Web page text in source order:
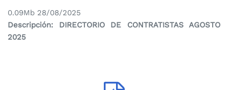
0.09Mb 28/08/2025
Descripción: DIRECTORIO DE CONTRATISTAS AGOSTO
2025